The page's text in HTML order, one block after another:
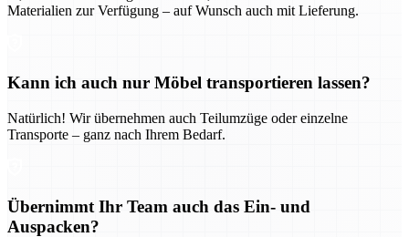
Materialien zur Verfügung – auf Wunsch auch mit Lieferung.
Kann ich auch nur Möbel transportieren lassen?
Natürlich! Wir übernehmen auch Teilumzüge oder einzelne
Transporte – ganz nach Ihrem Bedarf.
Übernimmt Ihr Team auch das Ein- und
Auspacken?